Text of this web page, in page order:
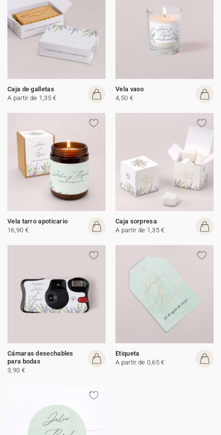
Caja de galletas
A partir de 1,35 €
Vela vaso
4,50 €
Vela tarro apoticario
16,90 €
Caja sorpresa
A partir de 1,35 €
Cámaras desechables
para bodas
3,90 €
Etiqueta
A partir de 0,65 €